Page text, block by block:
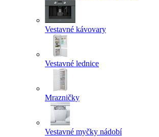
Vestavné kávovary
Vestavné lednice
Mrazničky
Vestavné myčky nádobí